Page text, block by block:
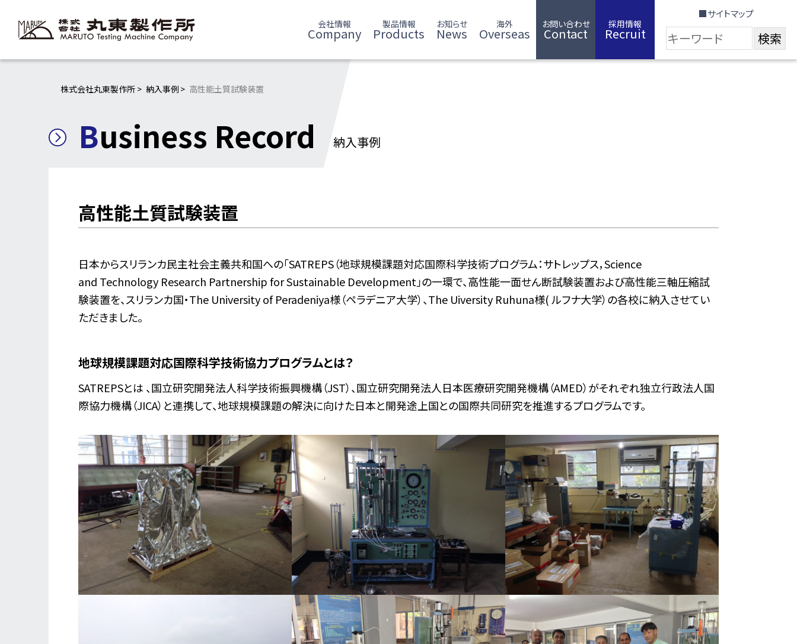
会社情報
Company
製品情報
Products
お知らせ
News
海外
Overseas
お問い合わせ
Contact
採用情報
Recruit
■サイトマップ
株式会社丸東製作所 納入事例 高性能土質試験装置
Business Record 納入事例
高性能土質試験装置
日本からスリランカ民主社会主義共和国への「SATREPS（地球規模課題対応国際科学技術プログラム：サトレップス，Science
and Technology Research Partnership for Sustainable Development」の一環で、高性能一面せん断試験装置および高性能三軸圧縮試
験装置を、スリランカ国・The University of Peradeniya様（ペラデニア大学）、The Uiversity Ruhuna様( ルフナ大学）の各校に納入させてい
ただきました。
地球規模課題対応国際科学技術協力プログラムとは？
SATREPSとは 、国立研究開発法人科学技術振興機構（JST）、国立研究開発法人日本医療研究開発機構（AMED）がそれぞれ独立行政法人国
際協力機構（JICA）と連携して、地球規模課題の解決に向けた日本と開発途上国との国際共同研究を推進するプログラムです。